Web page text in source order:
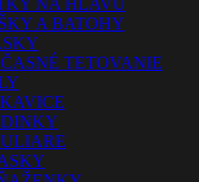
NA HLAVU
A BATOHY
TETOVANIE